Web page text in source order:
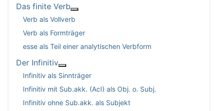
Das finite Verb
Verb als Vollverb
Verb als Formträger
esse als Teil einer analytischen Verbform
Der Infinitiv
Weitere Informationen: Der Infinitiv
Infinitiv als Sinnträger
Infinitiv mit Sub.akk. (AcI) als Obj. o. Subj.
Infinitiv ohne Sub.akk. als Subjekt